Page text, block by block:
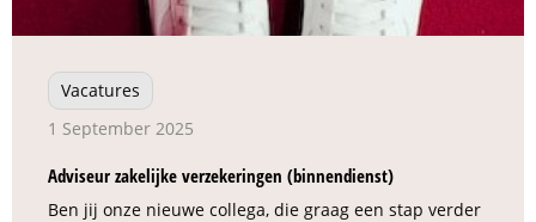
Vacatures
1 September 2025
Adviseur zakelijke verzekeringen (binnendienst)
Ben jij onze nieuwe collega, die graag een stap verder